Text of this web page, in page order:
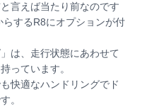
言えば当たり前なのです
するR8にオプションが付
は、走行状態にあわせて
っています。
快適なハンドリングでド
。